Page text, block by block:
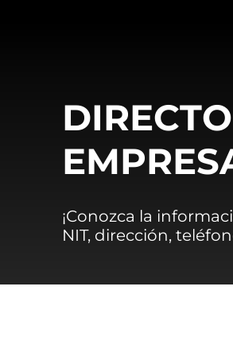
¡Conozca la
NIT, dirección,